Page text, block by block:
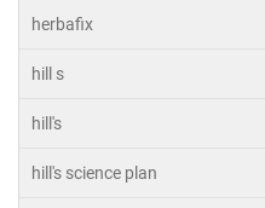
herbafix
hill s
hill's
hill's science plan